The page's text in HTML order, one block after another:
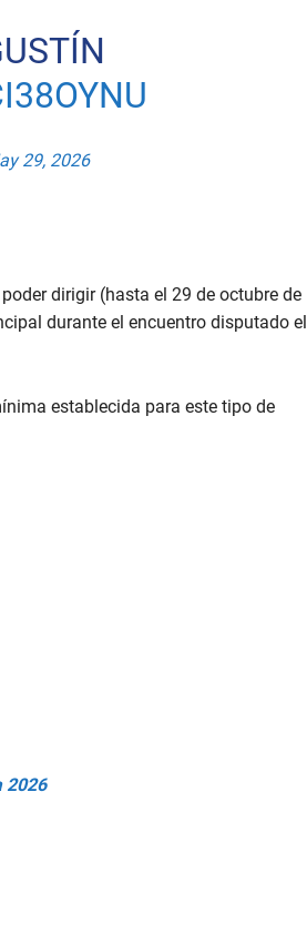
29, 2026
dirigir (hasta el 29 de octubre de
durante el encuentro disputado el
establecida para este tipo de
2026